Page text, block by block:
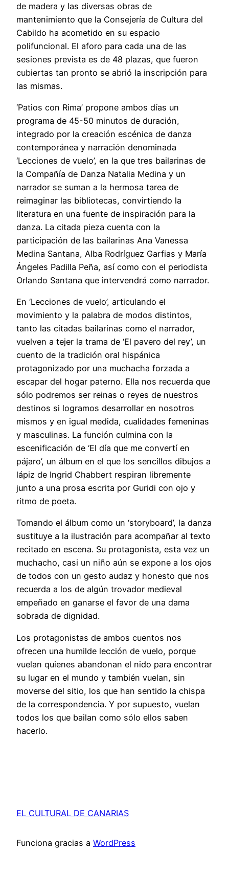
de madera y las diversas obras de
mantenimiento que la Consejería de Cultura del
Cabildo ha acometido en su espacio
polifuncional. El aforo para cada una de las
sesiones prevista es de 48 plazas, que fueron
cubiertas tan pronto se abrió la inscripción para
las mismas.
‘Patios con Rima’ propone ambos días un
programa de 45-50 minutos de duración,
integrado por la creación escénica de danza
contemporánea y narración denominada
‘Lecciones de vuelo’, en la que tres bailarinas de
la Compañía de Danza Natalia Medina y un
narrador se suman a la hermosa tarea de
reimaginar las bibliotecas, convirtiendo la
literatura en una fuente de inspiración para la
danza. La citada pieza cuenta con la
participación de las bailarinas Ana Vanessa
Medina Santana, Alba Rodríguez Garfias y María
Ángeles Padilla Peña, así como con el periodista
Orlando Santana que intervendrá como narrador.
En ‘Lecciones de vuelo’, articulando el
movimiento y la palabra de modos distintos,
tanto las citadas bailarinas como el narrador,
vuelven a tejer la trama de ‘El pavero del rey’, un
cuento de la tradición oral hispánica
protagonizado por una muchacha forzada a
escapar del hogar paterno. Ella nos recuerda que
sólo podremos ser reinas o reyes de nuestros
destinos si logramos desarrollar en nosotros
mismos y en igual medida, cualidades femeninas
y masculinas. La función culmina con la
escenificación de ‘El día que me convertí en
pájaro’, un álbum en el que los sencillos dibujos a
lápiz de Ingrid Chabbert respiran libremente
junto a una prosa escrita por Guridi con ojo y
ritmo de poeta.
Tomando el álbum como un ‘storyboard’, la danza
sustituye a la ilustración para acompañar al texto
recitado en escena. Su protagonista, esta vez un
muchacho, casi un niño aún se expone a los ojos
de todos con un gesto audaz y honesto que nos
recuerda a los de algún trovador medieval
empeñado en ganarse el favor de una dama
sobrada de dignidad.
Los protagonistas de ambos cuentos nos
ofrecen una humilde lección de vuelo, porque
vuelan quienes abandonan el nido para encontrar
su lugar en el mundo y también vuelan, sin
moverse del sitio, los que han sentido la chispa
de la correspondencia. Y por supuesto, vuelan
todos los que bailan como sólo ellos saben
hacerlo.
EL CULTURAL DE CANARIAS
Funciona gracias a WordPress